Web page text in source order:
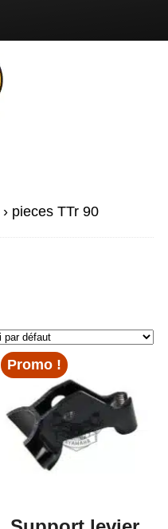
› pieces TTr 90
Promo !